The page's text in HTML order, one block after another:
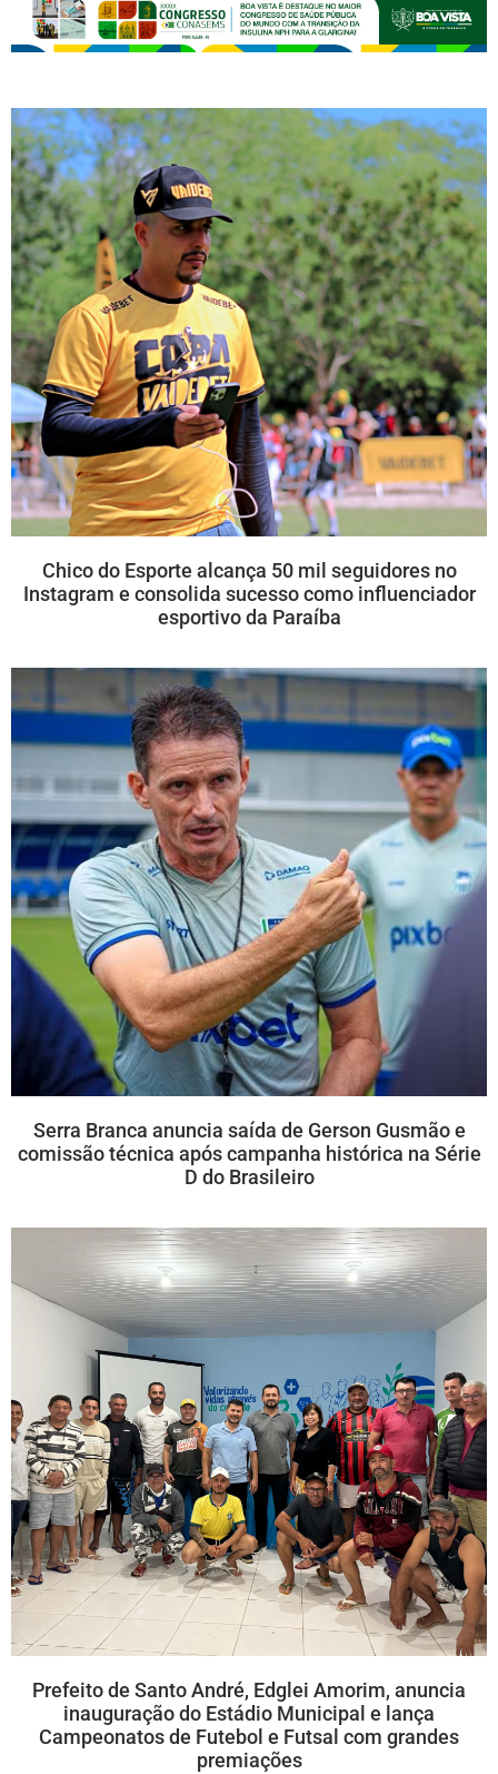
Chico do Esporte alcança 50 mil seguidores no
Instagram e consolida sucesso como influenciador
esportivo da Paraíba
Serra Branca anuncia saída de Gerson Gusmão e
comissão técnica após campanha histórica na Série
D do Brasileiro
Prefeito de Santo André, Edglei Amorim, anuncia
inauguração do Estádio Municipal e lança
Campeonatos de Futebol e Futsal com grandes
premiações